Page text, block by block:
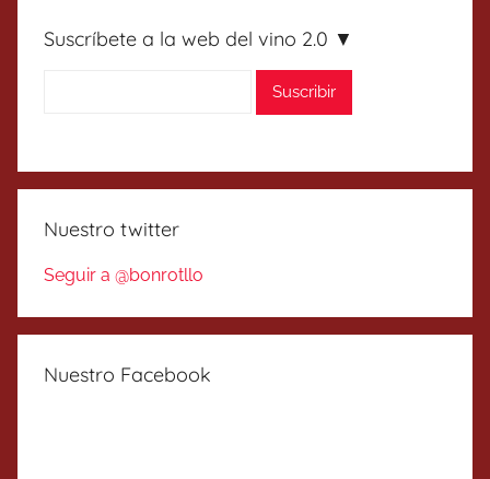
Suscríbete a la web del vino 2.0 ▼
Nuestro twitter
Seguir a @bonrotllo
Nuestro Facebook